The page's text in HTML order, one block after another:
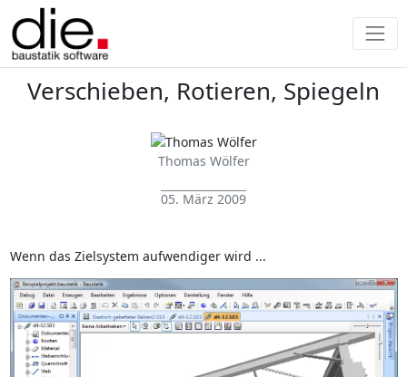
Verschieben, Rotieren, Spiegeln
Thomas Wölfer
05. März 2009
Wenn das Zielsystem aufwendiger wird ...